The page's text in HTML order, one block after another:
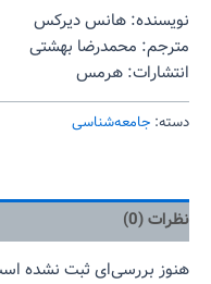
نویسنده: هانس دیرکس
مترجم: محمدرضا بهشتی
انتشارات: هرمس
دسته: جامعه‌شناسی
نظرات (0)
هنوز بررسی‌ای ثبت نشده